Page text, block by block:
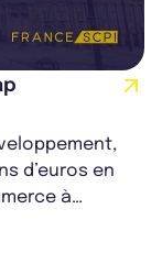
d’euros en
à